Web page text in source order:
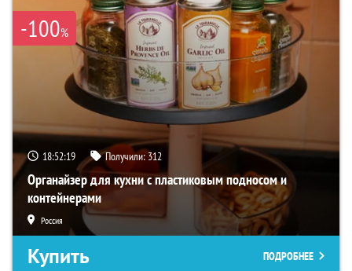
-100%
18:52:18 Получили: 312
Органайзер для кухни с пластиковым подносом и
контейнерами
Россия
Купить ПОДРОБНЕЕ